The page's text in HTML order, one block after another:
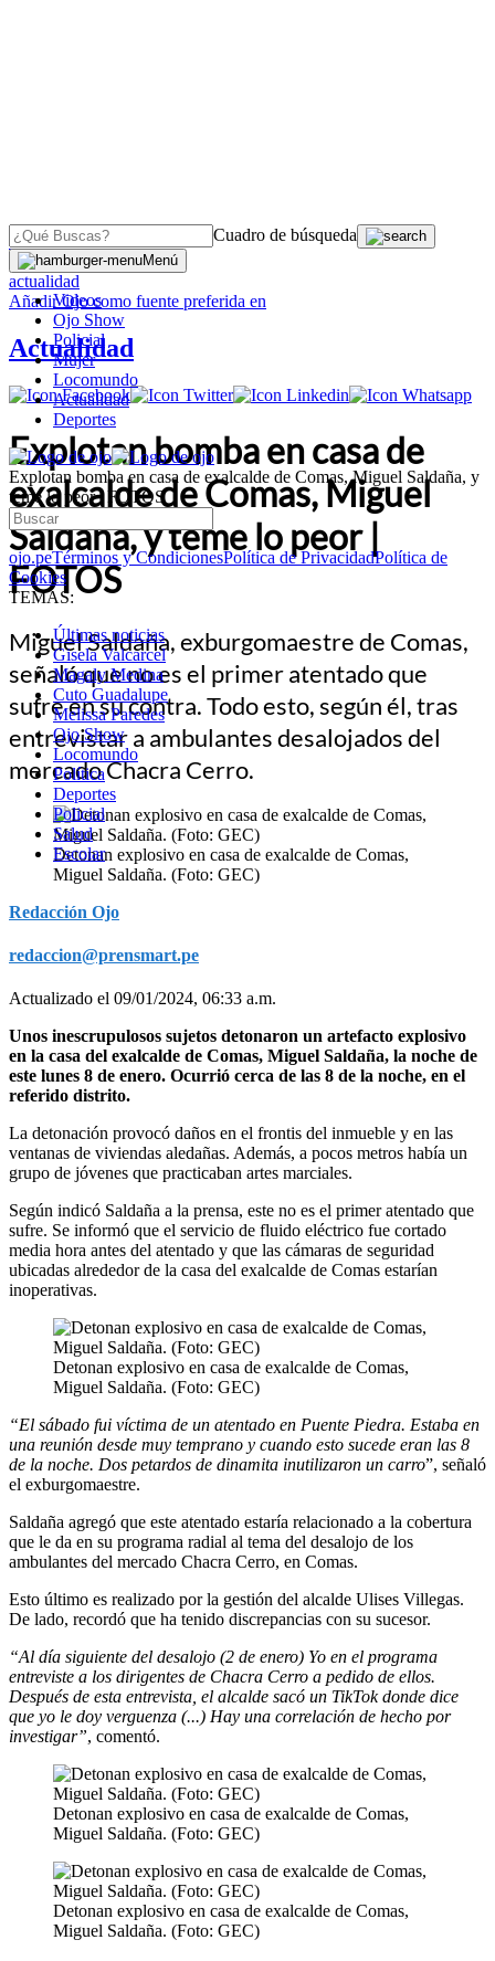
Cuadro de búsqueda
Menú
Videos
Ojo Show
Policial
Mujer
Locomundo
Actualidad
Deportes
Explotan bomba en casa de exalcalde de Comas, Miguel Saldaña, y
teme lo peor | FOTOS
ojo.peTérminos y CondicionesPolítica de PrivacidadPolítica de
Cookies
TEMAS:
Últimas noticias
Gisela Valcarcel
Magaly Medina
Cuto Guadalupe
Melissa Paredes
Ojo Show
Locomundo
Política
Deportes
Policial
Salud
Escolar
OJO
actualidad
AñadirOjocomo fuente preferida en
Actualidad
Explotan bomba en casa de
exalcalde de Comas, Miguel
Saldaña, y teme lo peor |
FOTOS
Miguel Saldaña, exburgomaestre de Comas,
señaló que no es el primer atentado que
sufre en su contra. Todo esto, según él, tras
entrevistar a ambulantes desalojados del
mercado Chacra Cerro.
Detonan explosivo en casa de exalcalde de Comas,
Miguel Saldaña. (Foto: GEC)
Redacción Ojo
redaccion@prensmart.pe
Actualizado el 09/01/2024, 06:33 a.m.
Unos inescrupulosos sujetos detonaron un artefacto explosivo
en la casa del exalcalde de Comas, Miguel Saldaña, la noche de
este lunes 8 de enero. Ocurrió cerca de las 8 de la noche, en el
referido distrito.
La detonación provocó daños en el frontis del inmueble y en las
ventanas de viviendas aledañas. Además, a pocos metros había un
grupo de jóvenes que practicaban artes marciales.
Según indicó Saldaña a la prensa, este no es el primer atentado que
sufre. Se informó que el servicio de fluido eléctrico fue cortado
media hora antes del atentado y que las cámaras de seguridad
ubicadas alrededor de la casa del exalcalde de Comas estarían
inoperativas.
Detonan explosivo en casa de exalcalde de Comas,
Miguel Saldaña. (Foto: GEC)
“El sábado fui víctima de un atentado en Puente Piedra. Estaba en
una reunión desde muy temprano y cuando esto sucede eran las 8
de la noche. Dos petardos de dinamita inutilizaron un carro”, señaló
el exburgomaestre.
Saldaña agregó que este atentado estaría relacionado a la cobertura
que le da en su programa radial al tema del desalojo de los
ambulantes del mercado Chacra Cerro, en Comas.
Esto último es realizado por la gestión del alcalde Ulises Villegas.
De lado, recordó que ha tenido discrepancias con su sucesor.
“Al día siguiente del desalojo (2 de enero) Yo en el programa
entreviste a los dirigentes de Chacra Cerro a pedido de ellos.
Después de esta entrevista, el alcalde sacó un TikTok donde dice
que yo le doy verguenza (...) Hay una correlación de hecho por
investigar”, comentó.
Detonan explosivo en casa de exalcalde de Comas,
Miguel Saldaña. (Foto: GEC)
Detonan explosivo en casa de exalcalde de Comas,
Miguel Saldaña. (Foto: GEC)